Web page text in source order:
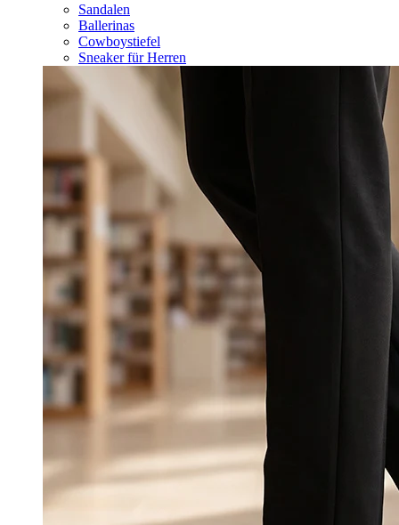
Sandalen
Ballerinas
Cowboystiefel
Sneaker für Herren